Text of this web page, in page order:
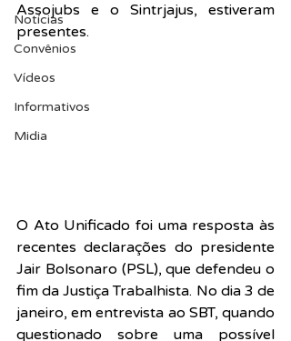
Notícias
Convênios
Vídeos
Informativos
Midia
Assojubs e o Sintrjajus, estiveram
presentes.
O Ato Unificado foi uma resposta às
recentes declarações do presidente
Jair Bolsonaro (PSL), que defendeu o
fim da Justiça Trabalhista. No dia 3 de
janeiro, em entrevista ao SBT, quando
questionado sobre uma possível